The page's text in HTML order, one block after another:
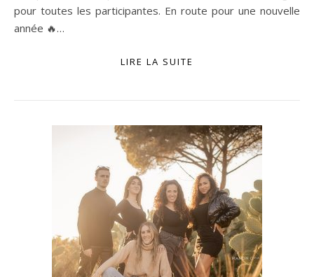
pour toutes les participantes. En route pour une nouvelle
année 🔥…
LIRE LA SUITE